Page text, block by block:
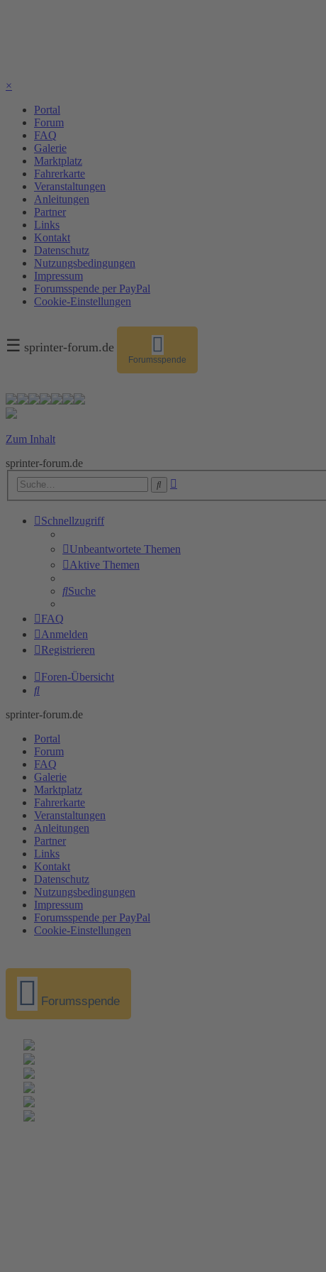
×
Portal
Forum
FAQ
Galerie
Marktplatz
Fahrerkarte
Veranstaltungen
Anleitungen
Partner
Links
Kontakt
Datenschutz
Nutzungsbedingungen
Impressum
Forumsspende per PayPal
Cookie-Einstellungen
☰ sprinter-forum.de
Forumsspende
Zum Inhalt
sprinter-forum.de
Suche
Schnellzugriff
Unbeantwortete Themen
Aktive Themen
Suche
FAQ
Anmelden
Registrieren
Foren-Übersicht
Suche
sprinter-forum.de
Portal
Forum
FAQ
Galerie
Marktplatz
Fahrerkarte
Veranstaltungen
Anleitungen
Partner
Links
Kontakt
Datenschutz
Nutzungsbedingungen
Impressum
Forumsspende per PayPal
Cookie-Einstellungen
Forumsspende